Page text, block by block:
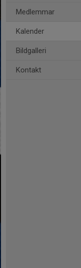
Medlemmar
Kalender
Bildgalleri
Kontakt